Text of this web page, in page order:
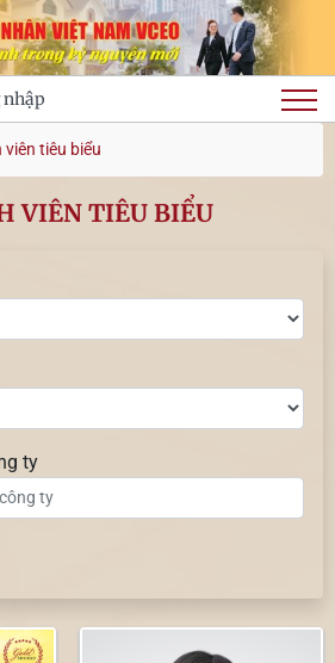
viên tiêu biểu
VIÊN TIÊU BIỂU
ty